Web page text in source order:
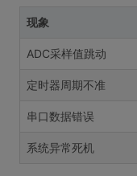
现象
ADC采样值跳动
定时器周期不准
串口数据错误
系统异常死机